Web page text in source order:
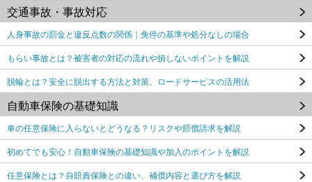
交通事故・事故対応
人身事故の罰金と違反点数の関係｜免停の基準や処分なしの場合
もらい事故とは？被害者の対応の流れや損しないポイントを解説
脱輪とは？安全に脱出する方法と対策、ロードサービスの活用法
自動車保険の基礎知識
車の任意保険に入らないとどうなる？リスクや賠償請求を解説
初めてでも安心！自動車保険の基礎知識や加入のポイントを解説
任意保険とは？自賠責保険との違い、補償内容と選び方を解説